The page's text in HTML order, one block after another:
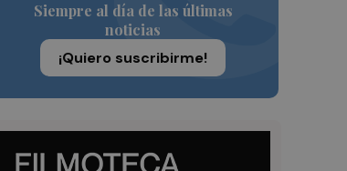
Siempre al día de las últimas
noticias
¡Quiero suscribirme!